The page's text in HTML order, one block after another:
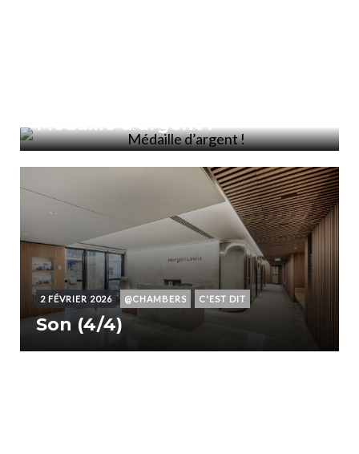
Médaille d’argent !
2 FÉVRIER 2026 @CHAMBERS C'EST DIT
Son (4/4)